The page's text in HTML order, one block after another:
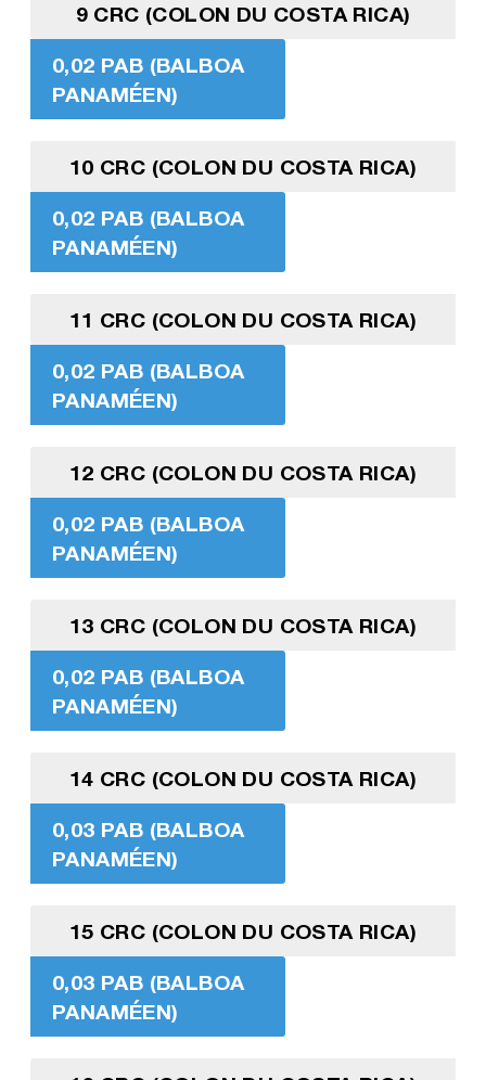
9 CRC (COLON DU COSTA RICA)
0,02 PAB (BALBOA
PANAMÉEN)
10 CRC (COLON DU COSTA RICA)
0,02 PAB (BALBOA
PANAMÉEN)
11 CRC (COLON DU COSTA RICA)
0,02 PAB (BALBOA
PANAMÉEN)
12 CRC (COLON DU COSTA RICA)
0,02 PAB (BALBOA
PANAMÉEN)
13 CRC (COLON DU COSTA RICA)
0,02 PAB (BALBOA
PANAMÉEN)
14 CRC (COLON DU COSTA RICA)
0,03 PAB (BALBOA
PANAMÉEN)
15 CRC (COLON DU COSTA RICA)
0,03 PAB (BALBOA
PANAMÉEN)